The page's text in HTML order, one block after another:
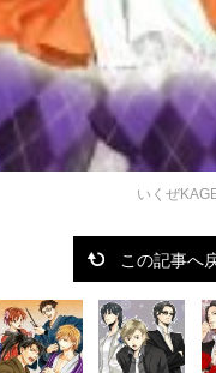
いくぜ
この記事へ